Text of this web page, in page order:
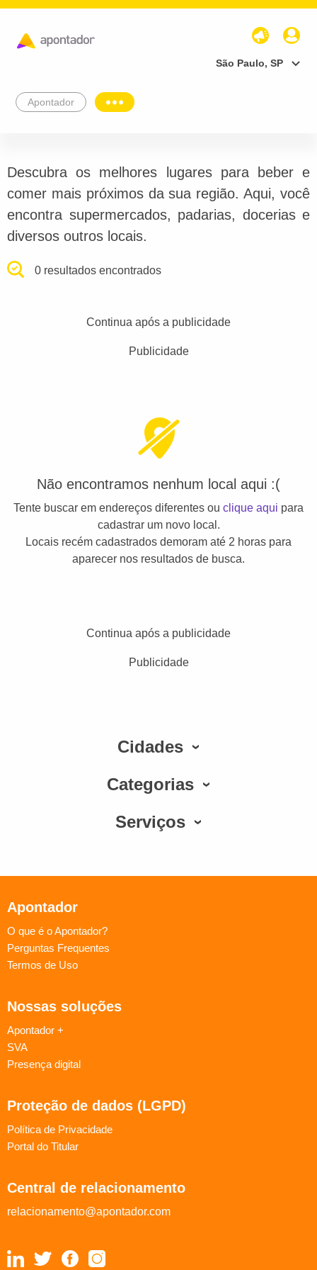
São Paulo, SP
Apontador
Descubra os melhores lugares para beber e
comer mais próximos da sua região. Aqui, você
encontra supermercados, padarias, docerias e
diversos outros locais.
0 resultados encontrados
Continua após a publicidade
Publicidade
Não encontramos nenhum local aqui :(
Tente buscar em endereços diferentes ou clique aqui para
cadastrar um novo local.
Locais recém cadastrados demoram até 2 horas para
aparecer nos resultados de busca.
Continua após a publicidade
Publicidade
Cidades
Categorias
Serviços
Apontador
O que é o Apontador?
Perguntas Frequentes
Termos de Uso
Nossas soluções
Apontador +
SVA
Presença digital
Proteção de dados (LGPD)
Política de Privacidade
Portal do Titular
Central de relacionamento
relacionamento@apontador.com